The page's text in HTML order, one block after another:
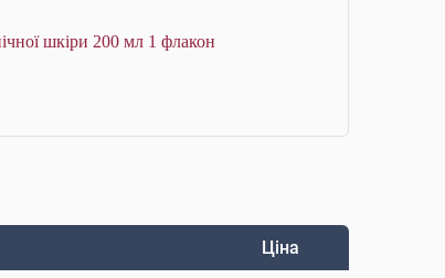
шкіри 200 мл 1 флакон
Ціна